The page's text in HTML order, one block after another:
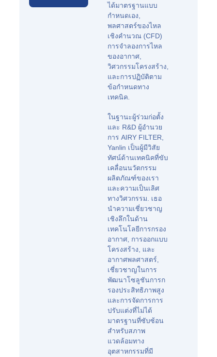
ได้มาตรฐานแบบ
กำหนดเอง,
พลศาสตร์ของไหล
เชิงคำนวณ (CFD)
การจำลองการไหล
ของอากาศ,
วิศวกรรมโครงสร้าง,
และการปฏิบัติตาม
ข้อกำหนดทาง
เทคนิค.
ในฐานะผู้ร่วมก่อตั้ง
และ R&D ผู้อำนวย
การ AIRY FILTER,
Yanlin เป็นผู้มีวิสัย
ทัศน์ด้านเทคนิคที่ขับ
เคลื่อนนวัตกรรม
ผลิตภัณฑ์ของเรา
และความเป็นเลิศ
ทางวิศวกรรม. เธอ
นำความเชี่ยวชาญ
เชิงลึกในด้าน
เทคโนโลยีการกรอง
อากาศ, การออกแบบ
โครงสร้าง, และ
อากาศพลศาสตร์,
เชี่ยวชาญในการ
พัฒนาโซลูชันการก
รองประสิทธิภาพสูง
และการจัดการการ
ปรับแต่งที่ไม่ได้
มาตรฐานที่ซับซ้อน
สำหรับสภาพ
แวดล้อมทาง
อุตสาหกรรมที่มี